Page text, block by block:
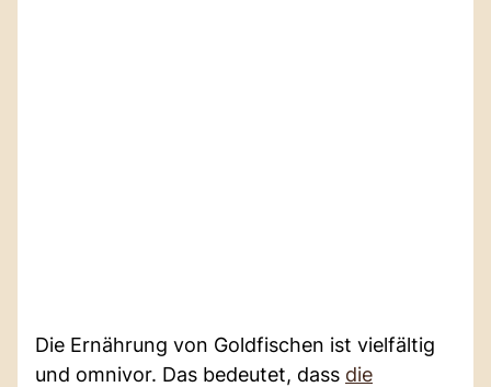
Die Ernährung von Goldfischen ist vielfältig
und omnivor. Das bedeutet, dass die